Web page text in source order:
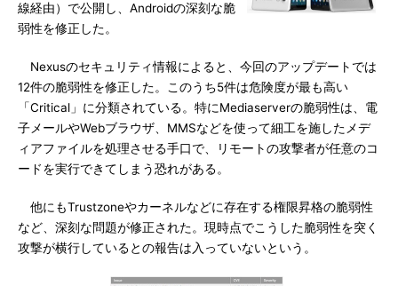
線経由）で公開し、Androidの深刻な脆
弱性を修正した。
Nexusのセキュリティ情報によると、今回のアップデートでは
12件の脆弱性を修正した。このうち5件は危険度が最も高い
「Critical」に分類されている。特にMediaserverの脆弱性は、電
子メールやWebブラウザ、MMSなどを使って細工を施したメデ
ィアファイルを処理させる手口で、リモートの攻撃者が任意のコ
ードを実行できてしまう恐れがある。
他にもTrustzoneやカーネルなどに存在する権限昇格の脆弱性
など、深刻な問題が修正された。現時点でこうした脆弱性を突く
攻撃が横行しているとの報告は入っていないという。